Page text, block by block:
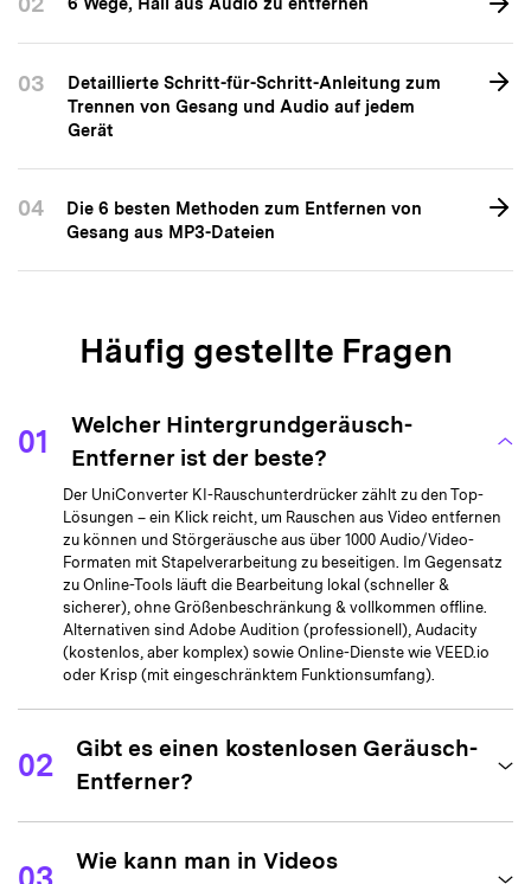
Häufig gestellte Fragen
01
Der UniConverter KI-Rauschunterdrücker zählt zu den Top-
zu können und Störgeräusche aus über 1000 Audio/Video-
sicherer), ohne Größenbeschränkung & vollkommen offline.
Alternativen sind Adobe Audition (professionell), Audacity
Gibt es einen kostenlosen Geräusch-
Entferner?
Wie kann man in Videos
Hintergrundgeräusche entfernen?
Wie entfernt man
Hintergrundrauschen mit Audacity?
Wie entfernt man kostenlos online
Rauschen aus Audiodateien?